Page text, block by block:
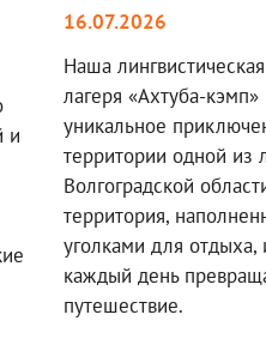
и
16.07.2026
Наша
лагеря «Ахтуба-
уникальное
территории одной из
Волгоградской
территория,
уголками для отдыха,
каждый день
путешествие.